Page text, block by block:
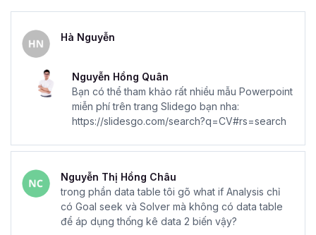
Hà Nguyễn
Nguyễn Hồng Quân
Bạn có thể tham khảo rất nhiều mẫu Powerpoint
miễn phí trên trang Slidego bạn nha:
https://slidesgo.com/search?q=CV#rs=search
Nguyễn Thị Hồng Châu
trong phần data table tôi gõ what if Analysis chỉ
có Goal seek và Solver mà không có data table
để áp dụng thống kê data 2 biến vậy?